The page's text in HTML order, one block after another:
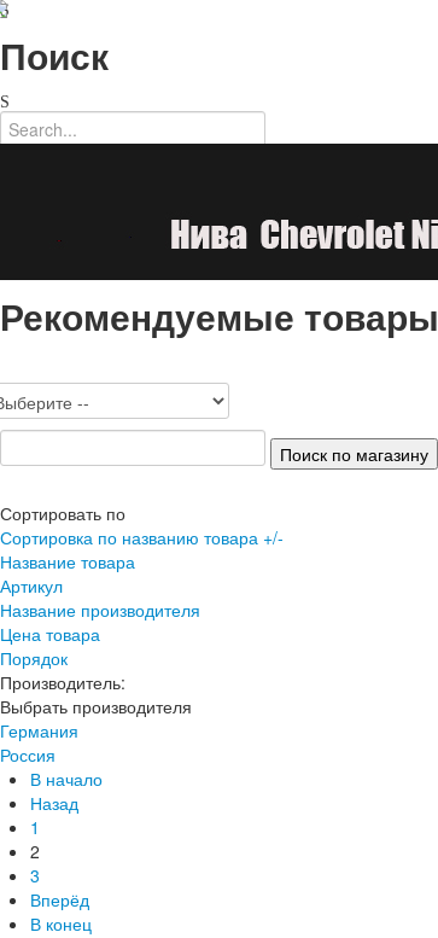
Поиск
Рекомендуемые товары
Сортировать по
Сортировка по названию товара +/-
Название товара
Артикул
Название производителя
Цена товара
Порядок
Производитель:
Выбрать производителя
Германия
Россия
В начало
Назад
1
2
3
Вперёд
В конец